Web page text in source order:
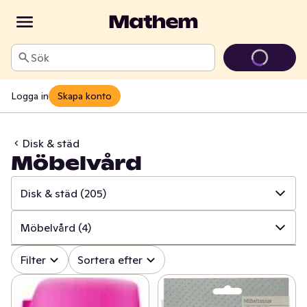
Sök
Logga in Skapa konto
Disk & städ
Möbelvård
Disk & städ (205)
✓ Alla (996)
✓ Hushålls- & toapapper
Disk & städ (205)
Möbelvård (4)
✓ Alla (205)
Rengöringsmedel (87)
Filter Sortera efter